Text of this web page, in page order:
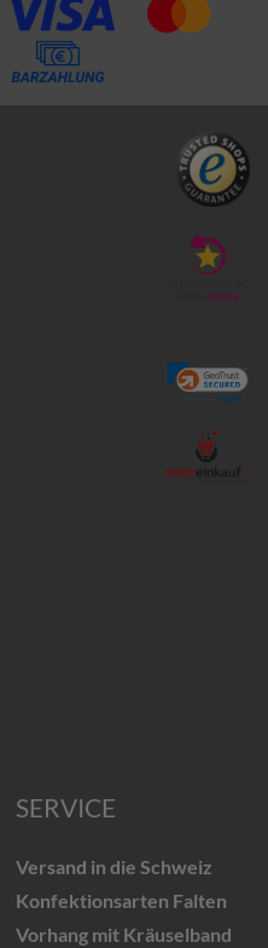
SERVICE
Versand in die Schweiz
Konfektionsarten Falten
Vorhang mit Kräuselband